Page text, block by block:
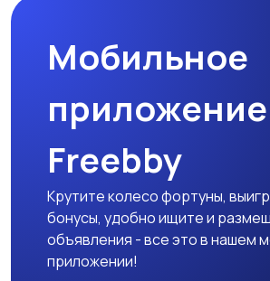
Мобильное
приложение
Freebby
Крутите колесо фортуны,
бонусы, удобно ищите и
объявления - все это в нашем
приложении!